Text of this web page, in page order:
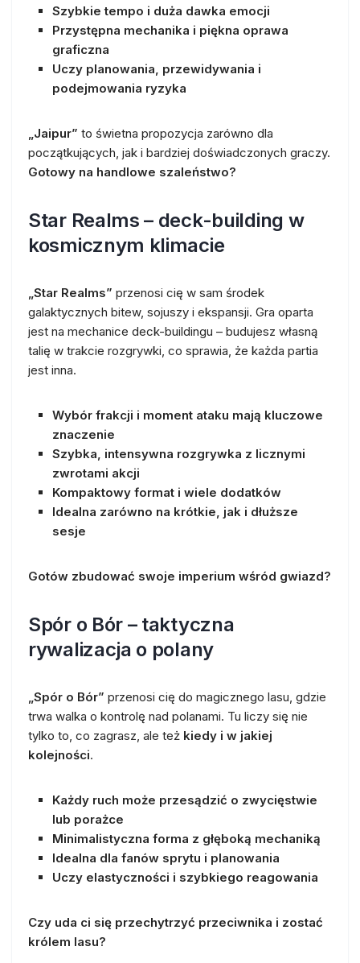
Szybkie tempo i duża dawka emocji
Przystępna mechanika i piękna oprawa
graficzna
Uczy planowania, przewidywania i
podejmowania ryzyka
„Jaipur” to świetna propozycja zarówno dla
początkujących, jak i bardziej doświadczonych graczy.
Gotowy na handlowe szaleństwo?
Star Realms – deck-building w
kosmicznym klimacie
„Star Realms” przenosi cię w sam środek
galaktycznych bitew, sojuszy i ekspansji. Gra oparta
jest na mechanice deck-buildingu – budujesz własną
talię w trakcie rozgrywki, co sprawia, że każda partia
jest inna.
Wybór frakcji i moment ataku mają kluczowe
znaczenie
Szybka, intensywna rozgrywka z licznymi
zwrotami akcji
Kompaktowy format i wiele dodatków
Idealna zarówno na krótkie, jak i dłuższe
sesje
Gotów zbudować swoje imperium wśród gwiazd?
Spór o Bór – taktyczna
rywalizacja o polany
„Spór o Bór” przenosi cię do magicznego lasu, gdzie
trwa walka o kontrolę nad polanami. Tu liczy się nie
tylko to, co zagrasz, ale też kiedy i w jakiej
kolejności.
Każdy ruch może przesądzić o zwycięstwie
lub porażce
Minimalistyczna forma z głęboką mechaniką
Idealna dla fanów sprytu i planowania
Uczy elastyczności i szybkiego reagowania
Czy uda ci się przechytrzyć przeciwnika i zostać
królem lasu?